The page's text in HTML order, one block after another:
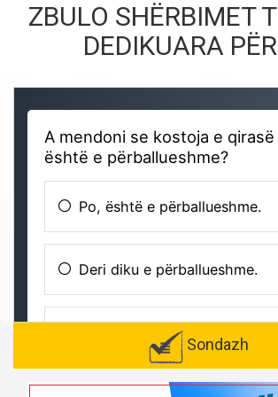
ZBULO SHËRBIMET
DEDIKUARA
Sondazh